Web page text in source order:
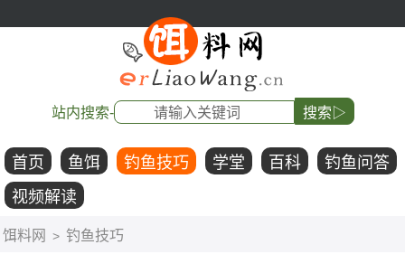
站内搜索- 搜索▷
首页 鱼饵 钓鱼技巧 学堂 百科
钓鱼问答
视频解读
饵料网 > 钓鱼技巧